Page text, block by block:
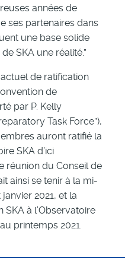
années de
ses partenaires dans
une base solide
SKA une réalité.”
de ratification
de
par P. Kelly
Task Force”),
auront ratifié la
SKA d’ici
réunion du Conseil de
ainsi se tenir à la mi-
2021, et la
SKA à l’Observatoire
printemps 2021.